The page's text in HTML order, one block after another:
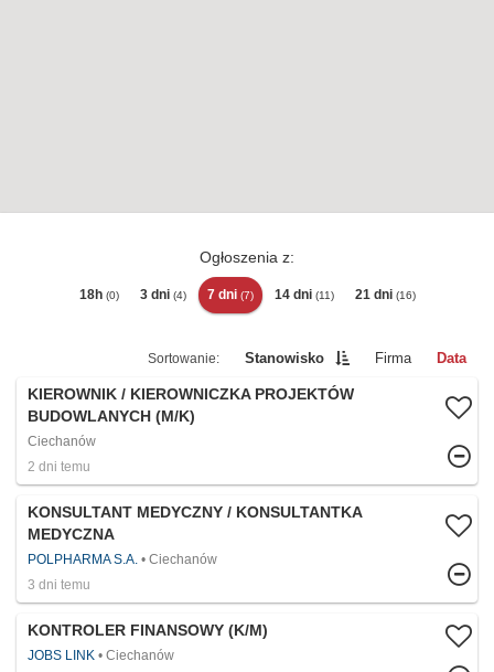
Ogłoszenia z:
18h (0) 3 dni (4) 7 dni (7) 14 dni (11) 21 dni (16)
Stanowisko Firma Data
KIEROWNIK / KIEROWNICZKA PROJEKTÓW
BUDOWLANYCH (M/K)
Ciechanów
2 dni temu
KONSULTANT MEDYCZNY / KONSULTANTKA
MEDYCZNA
POLPHARMA S.A.
Ciechanów
3 dni temu
KONTROLER FINANSOWY (K/M)
JOBS LINK
Ciechanów